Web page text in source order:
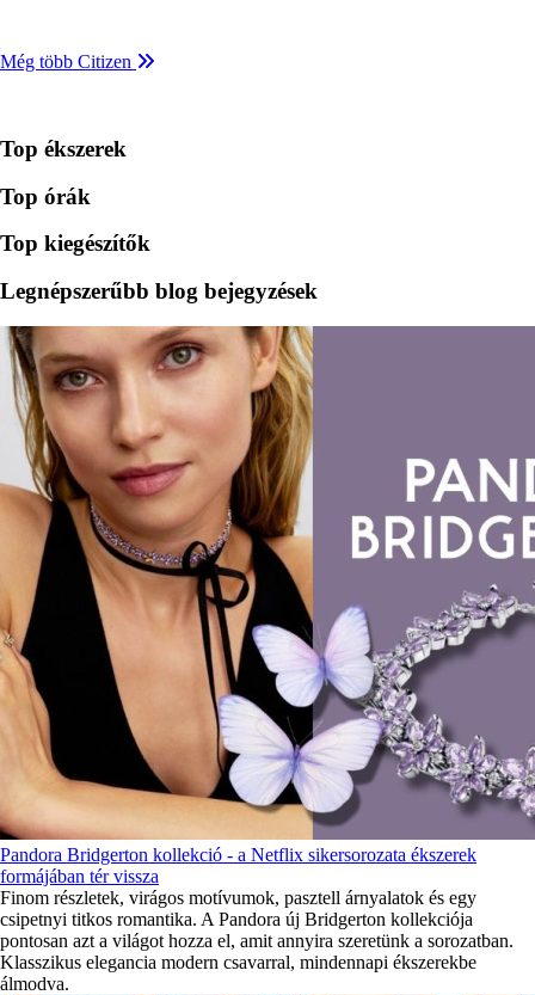
Még több Citizen
Top ékszerek
Top órák
Top kiegészítők
Legnépszerűbb blog bejegyzések
Pandora Bridgerton kollekció - a Netflix sikersorozata ékszerek
formájában tér vissza
Finom részletek, virágos motívumok, pasztell árnyalatok és egy
csipetnyi titkos romantika. A Pandora új Bridgerton kollekciója
pontosan azt a világot hozza el, amit annyira szeretünk a sorozatban.
Klasszikus elegancia modern csavarral, mindennapi ékszerekbe
álmodva.